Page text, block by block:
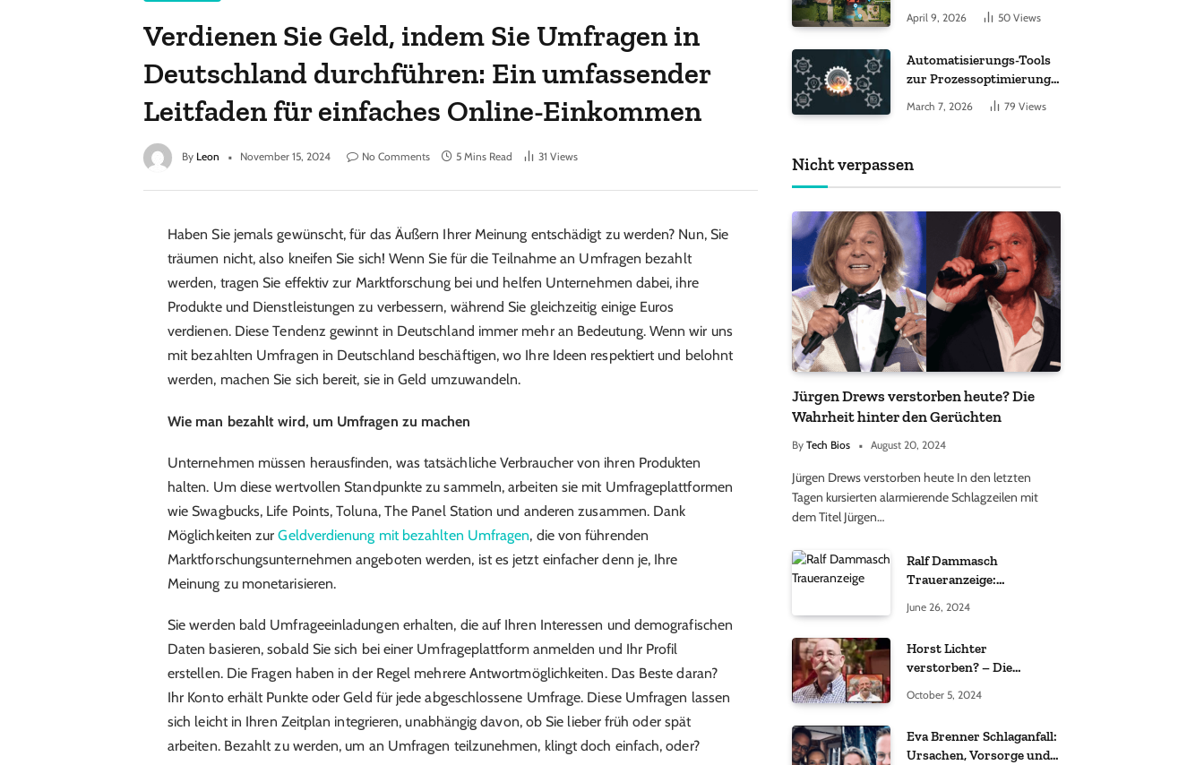
Verdienen Sie Geld, indem Sie Umfragen in
Deutschland durchführen: Ein umfassender
Leitfaden für einfaches Online-Einkommen
By Leon November 15, 2024 No Comments 5 Mins Read 31 Views
Haben Sie jemals gewünscht, für das Äußern Ihrer Meinung entschädigt zu werden? Nun, Sie
träumen nicht, also kneifen Sie sich! Wenn Sie für die Teilnahme an Umfragen bezahlt
werden, tragen Sie effektiv zur Marktforschung bei und helfen Unternehmen dabei, ihre
Produkte und Dienstleistungen zu verbessern, während Sie gleichzeitig einige Euros
verdienen. Diese Tendenz gewinnt in Deutschland immer mehr an Bedeutung. Wenn wir uns
mit bezahlten Umfragen in Deutschland beschäftigen, wo Ihre Ideen respektiert und belohnt
werden, machen Sie sich bereit, sie in Geld umzuwandeln.
Wie man bezahlt wird, um Umfragen zu machen
Unternehmen müssen herausfinden, was tatsächliche Verbraucher von ihren Produkten
halten. Um diese wertvollen Standpunkte zu sammeln, arbeiten sie mit Umfrageplattformen
wie Swagbucks, Life Points, Toluna, The Panel Station und anderen zusammen. Dank
Möglichkeiten zur Geldverdienung mit bezahlten Umfragen, die von führenden
Marktforschungsunternehmen angeboten werden, ist es jetzt einfacher denn je, Ihre
Meinung zu monetarisieren.
Sie werden bald Umfrageeinladungen erhalten, die auf Ihren Interessen und demografischen
Daten basieren, sobald Sie sich bei einer Umfrageplattform anmelden und Ihr Profil
erstellen. Die Fragen haben in der Regel mehrere Antwortmöglichkeiten. Das Beste daran?
Ihr Konto erhält Punkte oder Geld für jede abgeschlossene Umfrage. Diese Umfragen lassen
sich leicht in Ihren Zeitplan integrieren, unabhängig davon, ob Sie lieber früh oder spät
arbeiten. Bezahlt zu werden, um an Umfragen teilzunehmen, klingt doch einfach, oder?
kleine Gärten: Worauf es
bei 200 bis 500 m²
April 9, 2026 50 Views
Automatisierungs-Tools
zur Prozessoptimierung
im Einkauf: Wichtige
Funktionen, auf die Sie
March 7, 2026 79 Views
Nicht verpassen
Jürgen Drews verstorben heute? Die
Wahrheit hinter den Gerüchten
By Tech Bios August 20, 2024
Jürgen Drews verstorben heute In den letzten
Tagen kursierten alarmierende Schlagzeilen mit
dem Titel Jürgen…
Ralf Dammasch
Traueranzeige:
Informationen
June 26, 2024
Horst Lichter
verstorben? – Die
Gerüchten
October 5, 2024
Eva Brenner Schlaganfall:
Ursachen, Vorsorge und